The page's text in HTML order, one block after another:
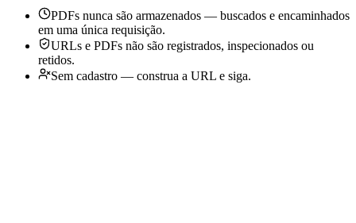
PDFs nunca são armazenados — buscados e encaminhados
em uma única requisição.
URLs e PDFs não são registrados, inspecionados ou
retidos.
Sem cadastro — construa a URL e siga.